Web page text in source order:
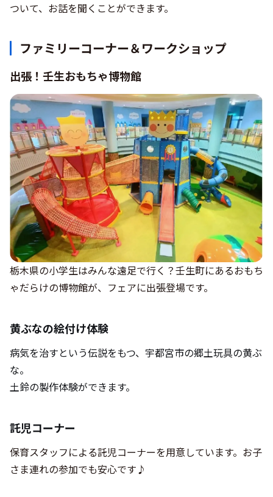
ついて、お話を聞くことができます。
ファミリーコーナー＆ワークショップ
出張！壬生おもちゃ博物館
栃木県の小学生はみんな遠足で行く？壬生町にあるおもち
ゃだらけの博物館が、フェアに出張登場です。
黄ぶなの絵付け体験
病気を治すという伝説をもつ、宇都宮市の郷土玩具の黄ぶ
な。
土鈴の製作体験ができます。
託児コーナー
保育スタッフによる託児コーナーを用意しています。お子
さま連れの参加でも安心です♪